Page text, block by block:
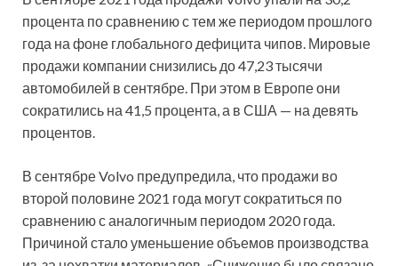
процента по сравнению с тем же периодом прошлого
года на фоне глобального дефицита чипов. Мировые
продажи компании снизились до 47,23 тысячи
автомобилей в сентябре. При этом в Европе они
сократились на 41,5 процента, а в США — на девять
процентов.
В сентябре Volvo предупредила, что продажи во
второй половине 2021 года могут сократиться по
сравнению с аналогичным периодом 2020 года.
Причиной стало уменьшение объемов производства